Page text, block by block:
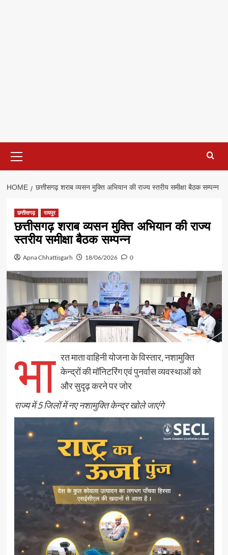
Menu
HOME छत्तीसगढ़ शराब व्यसन मुक्ति अभियान की राज्य स्तरीय समीक्षा बैठक सम्पन्न
छत्तीसगढ़ रायपुर
छत्तीसगढ़ शराब व्यसन मुक्ति अभियान की राज्य
स्तरीय समीक्षा बैठक सम्पन्न
Apna Chhattisgarh 18/06/2026 0
भा रत माता वाहिनी योजना के विस्तार, नशामुक्ति
केन्द्रों की मॉनिटरिंग एवं पुनर्वास व्यवस्थाओं को
और सुदृढ़ करने पर जोर
राज्य में 5 जिलों में नए नशामुक्ति केन्द्र खोले जाएंगे